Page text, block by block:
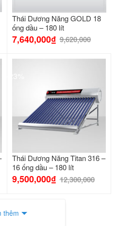
Thái Dương Năng GOLD 18
ống dầu – 180 lít
7,640,000₫ 9,620,000
-23%
Thái Dương Năng Titan 316 –
16 ống dầu – 180 lít
9,500,000₫ 12,300,000
thêm